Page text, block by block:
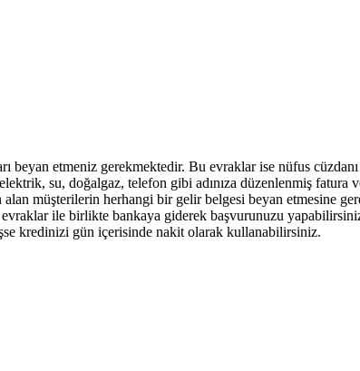
beyan etmeniz gerekmektedir. Bu evraklar ise nüfus
su, doğalgaz, telefon gibi adınıza düzenlenmiş
alan müşterilerin herhangi bir gelir belgesi beyan etmesine
ile birlikte bankaya giderek başvurunuzu
kredinizi gün içerisinde nakit olarak kullanabilirsiniz.